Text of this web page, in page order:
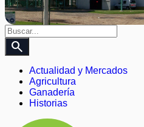
search
Actualidad y Mercados
Agricultura
Ganadería
Historias